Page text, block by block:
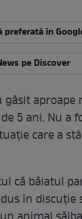
preferată în
pe Discover
5 ani. Nu a
care a
că băiatul
în